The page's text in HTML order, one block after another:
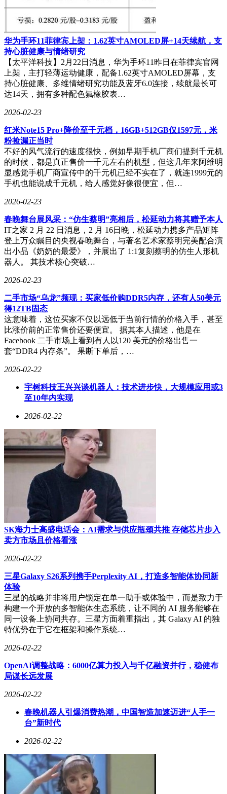
能力的AI原生应用。
在模型接入方面，OpenClaw践行模型中立策略，版图迅速扩
张。2月6日，支持Anthropic Opus 4.6（前向兼容）和xAI
Grok；2月9日，Grok网页搜索能力上线；2月13日，接入
Hugging Face Inference和vLLM；2月17日，支持Anthropic
Sonnet 4.6，上线Anthropic 100万token上下文beta；2月21日，
接入Google Gemini 3.1 Pro预览版。用户可根据任务需要在
Claude、GPT、Gemini、Grok等模型间灵活切换。
2.17版引入chat.startStream/appendStream/stopStream的原生单消
息流式输出，告别通过反复编辑消息模拟“打字中”效果的笨拙
方式，流式输出默认开启，失败时自动回退到普通投递。定时
任务方面，2.12版集中解决防止重复触发、隔离调度器错误等
问题，2.14版加入Telegram话题的精确投递和身份保持。消息
投递可靠性上，2.13版加入写前投递队列，网关重启后不再丢
失未发送消息，跨平台回复线程路由得到统一修复。安全方
场”。卡巴斯基在一月底的安全审计中发现512个漏洞，其中8
个严重；安全研究员Jamieson O'Reilly通过Shodan扫描发现数
以万计未设置身份验证的公开实例，可获取多种敏感信息；
Bitsight分析显示一月底至二月初公网上暴露的OpenClaw实例
超30000个；供应链污染问题严重，Koi Security发
现“ClawHavoc”攻击行动，约12%的技能被确认为恶意；Cisco
安全团队称其为“从安全角度看的绝对噩梦”并发布开源的Skill
Scanner工具；Trend Micro研究指出错误配置和未经审查的技
更新中采取多项关键措施，包括加密与防护升级、沙盒与隔离
机制、权限收口等。
项目创始人Peter Steinberger在2月16日发帖宣布加入OpenAI负
责个人智能体方向的开发，OpenClaw过渡到由OpenAI提供资
金和技术支持的独立基金会，这一转变对项目安全资源的影响
华为手环11菲律宾上架：1.62英寸AMOLED屏+14天续航，支
持心脏健康与情绪研究
【太平洋科技】2月22日消息，华为手环11昨日在菲律宾官网
上架，主打轻薄运动健康，配备1.62英寸AMOLED屏幕，支
持心脏健康、多维情绪研究功能及蓝牙6.0连接，续航最长可
达14天，拥有多种配色氟橡胶表…
2026-02-23
红米Note15 Pro+降价至千元档，16GB+512GB仅1597元，米
粉捡漏正当时
不好的风气流行的速度很快，例如早期手机厂商们提到千元机
的时候，都是真正售价一千元左右的机型，但这几年来阿维明
显感觉手机厂商宣传中的千元机已经不实在了，就连1999元的
手机也能说成千元机，给人感觉好像很便宜，但…
2026-02-23
春晚舞台展风采：“仿生蔡明”亮相后，松延动力将其赠予本人
IT之家 2 月 22 日消息，2 月 16日晚，松延动力携多产品矩阵
登上万众瞩目的央视春晚舞台，与著名艺术家蔡明完美配合演
出小品《奶奶的最爱》，并展出了 1:1复刻蔡明的仿生人形机
器人。 其技术核心突破…
2026-02-23
二手市场“乌龙”频现：买家低价购DDR5内存，还有人50美元
得12TB固态
这意味着，这位买家不仅以远低于当前行情的价格入手，甚至
比涨价前的正常售价还要便宜。 据其本人描述，他是在
Facebook 二手市场上看到有人以120 美元的价格出售一
套“DDR4 内存条”。 果断下单后，…
2026-02-22
宇树科技王兴兴谈机器人：技术进步快，大规模应用或3
至10年内实现
2026-02-22
SK海力士高盛电话会：AI需求与供应瓶颈共推 存储芯片步入
卖方市场且价格看涨
2026-02-22
三星Galaxy S26系列携手Perplexity AI，打造多智能体协同新
体验
三星的战略并非将用户锁定在单一助手或体验中，而是致力于
构建一个开放的多智能体生态系统，让不同的 AI 服务能够在
同一设备上协同共存。三星方面着重指出，其 Galaxy AI 的独
特优势在于它在框架和操作系统…
2026-02-22
OpenAI调整战略：6000亿算力投入与千亿融资并行，稳健布
局谋长远发展
2026-02-22
春晚机器人引爆消费热潮，中国智造加速迈进“人手一
台”新时代
2026-02-22